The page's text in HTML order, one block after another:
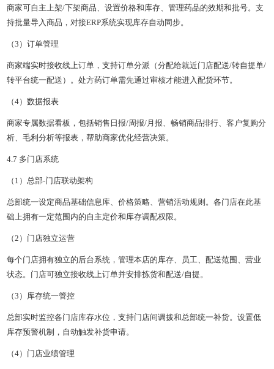
商家可自主上架/下架商品、设置价格和库存、管理药品的效期和批号。支
持批量导入商品，对接ERP系统实现库存自动同步。
（3）订单管理
商家端实时接收线上订单，支持订单分派（分配给就近门店配送/转自提单/
转平台统一配送）。处方药订单需先通过审核才能进入配货环节。
（4）数据报表
商家专属数据看板，包括销售日报/周报/月报、畅销商品排行、客户复购分
析、毛利分析等报表，帮助商家优化经营决策。
4.7 多门店系统
（1）总部-门店联动架构
总部统一设定商品基础信息库、价格策略、营销活动规则。各门店在此基
础上拥有一定范围内的自主定价和库存调配权限。
（2）门店独立运营
每个门店拥有独立的后台系统，管理本店的库存、员工、配送范围、营业
状态。门店可独立接收线上订单并安排拣货和配送/自提。
（3）库存统一管控
总部实时监控各门店库存水位，支持门店间调拨和总部统一补货。设置低
库存预警机制，自动触发补货申请。
（4）门店业绩管理